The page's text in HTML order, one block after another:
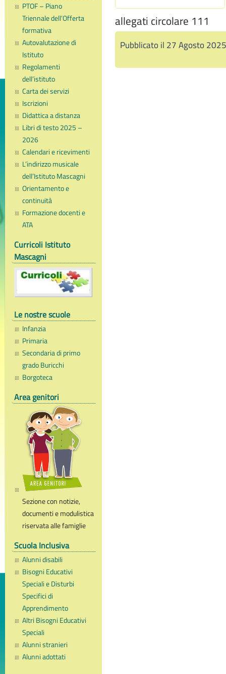
PTOF – Piano
Triennale dell’Offerta
formativa
Autovalutazione di
Istituto
Regolamenti
dell’istituto
Carta dei servizi
Iscrizioni
Didattica a distanza
Libri di testo 2025 –
2026
Calendari e ricevimenti
L’indirizzo musicale
dell’Istituto Mascagni
Orientamento e
continuità
Formazione docenti e
ATA
Curricoli Istituto
Mascagni
Le nostre scuole
Infanzia
Primaria
Secondaria di primo
grado Buricchi
Borgoteca
Area genitori
Sezione con notizie,
documenti e modulistica
riservata alle famiglie
Scuola Inclusiva
Alunni disabili
Bisogni Educativi
Speciali e Disturbi
Specifici di
Apprendimento
Altri Bisogni Educativi
Speciali
Alunni stranieri
Alunni adottati
allegati circolare 111
Pubblicato il 27 Agosto